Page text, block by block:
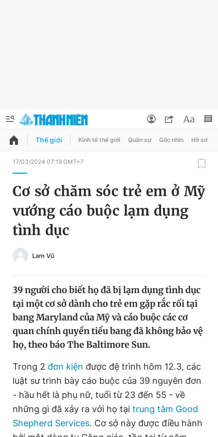
QUẢNG CÁO
Chuyên mục
Chuyên mục khác
Chào ngày mới
Video Magazine
Sản phẩm khác
Tiện ích Bạn cần biết
Thông tin tòa soạn Liên hệ quảng cáo
Đổi mật khẩu
Tin đã lưu
Tin đã xem
Thế giới Kinh tế thế giới Quân sự Góc nhìn Hồ sơ
17/03/2024 07:19 GMT+7
Cơ sở chăm sóc trẻ em ở Mỹ
vướng cáo buộc lạm dụng
tình dục
Lam Vũ
39 người cho biết họ đã bị lạm dụng tình dục
tại một cơ sở dành cho trẻ em gặp rắc rối tại
bang Maryland của Mỹ và cáo buộc các cơ
quan chính quyền tiểu bang đã không bảo vệ
họ, theo báo The Baltimore Sun.
Trong 2 đơn kiện được đệ trình hôm 12.3, các
luật sư trình bày cáo buộc của 39 nguyên đơn
- hầu hết là phụ nữ, tuổi từ 23 đến 55 - về
những gì đã xảy ra với họ tại trung tâm Good
Shepherd Services. Cơ sở này được điều hành